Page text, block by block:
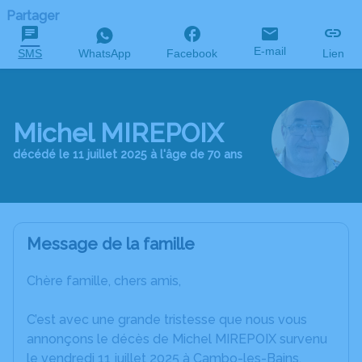
Partager
SMS WhatsApp Facebook E-mail Lien
Michel MIREPOIX
décédé le 11 juillet 2025 à l'âge de 70 ans
Message de la famille
Chère famille, chers amis,
C’est avec une grande tristesse que nous vous
annonçons le décès de Michel MIREPOIX survenu
le vendredi 11 juillet 2025 à Cambo-les-Bains.